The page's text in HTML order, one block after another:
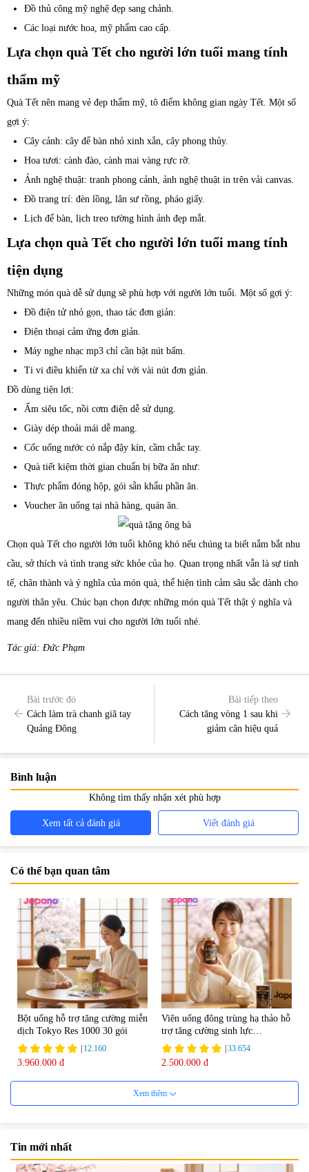
Đồ thủ công mỹ nghệ đẹp sang chảnh.
Các loại nước hoa, mỹ phẩm cao cấp.
Lựa chọn quà Tết cho người lớn tuổi mang tính
thẩm mỹ
Quà Tết nên mang vẻ đẹp thẩm mỹ, tô điểm không gian ngày Tết. Một số
gợi ý:
Cây cảnh: cây để bàn nhỏ xinh xắn, cây phong thủy.
Hoa tươi: cành đào, cành mai vàng rực rỡ.
Ảnh nghệ thuật: tranh phong cảnh, ảnh nghệ thuật in trên vải canvas.
Đồ trang trí: đèn lồng, lân sư rồng, pháo giấy.
Lịch để bàn, lịch treo tường hình ảnh đẹp mắt.
Lựa chọn quà Tết cho người lớn tuổi mang tính
tiện dụng
Những món quà dễ sử dụng sẽ phù hợp với người lớn tuổi. Một số gợi ý:
Đồ điện tử nhỏ gọn, thao tác đơn giản:
Điện thoại cảm ứng đơn giản.
Máy nghe nhạc mp3 chỉ cần bật nút bấm.
Ti vi điều khiển từ xa chỉ với vài nút đơn giản.
Đồ dùng tiện lợi:
Ấm siêu tốc, nồi cơm điện dễ sử dụng.
Giày dép thoải mái dễ mang.
Cốc uống nước có nắp đậy kín, cầm chắc tay.
Quà tiết kiệm thời gian chuẩn bị bữa ăn như:
Thực phẩm đóng hộp, gói sẵn khẩu phần ăn.
Voucher ăn uống tại nhà hàng, quán ăn.
Chọn quà Tết cho người lớn tuổi không khó nếu chúng ta biết nắm bắt nhu
cầu, sở thích và tình trạng sức khỏe của họ. Quan trọng nhất vẫn là sự tinh
tế, chân thành và ý nghĩa của món quà, thể hiện tình cảm sâu sắc dành cho
người thân yêu. Chúc bạn chọn được những món quà Tết thật ý nghĩa và
mang đến nhiều niềm vui cho người lớn tuổi nhé.
Tác giả: Đức Phạm
Bài trước đó
Cách làm trà chanh giã tay
Quảng Đông
Bài tiếp theo
Cách tăng vòng 1 sau khi
giảm cân hiệu quả
Bình luận
Không tìm thấy nhận xét phù hợp
Xem tất cả đánh giá Viết đánh giá
Có thể bạn quan tâm
Bột uống hỗ trợ tăng cường miễn
dịch Tokyo Res 1000 30 gói
12.160
3.960.000 đ
Viên uống đông trùng hạ thảo hỗ
trợ tăng cường sinh lực
Tohchukasou Premium Yo
Group 180 viên - Date 08/2027
33.654
2.500.000 đ
Xem thêm
Tin mới nhất